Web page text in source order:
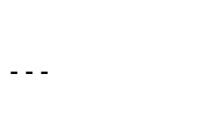
---